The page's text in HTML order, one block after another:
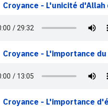
Croyance - L'unicité
Croyance - L'importance
Croyance - L'importance